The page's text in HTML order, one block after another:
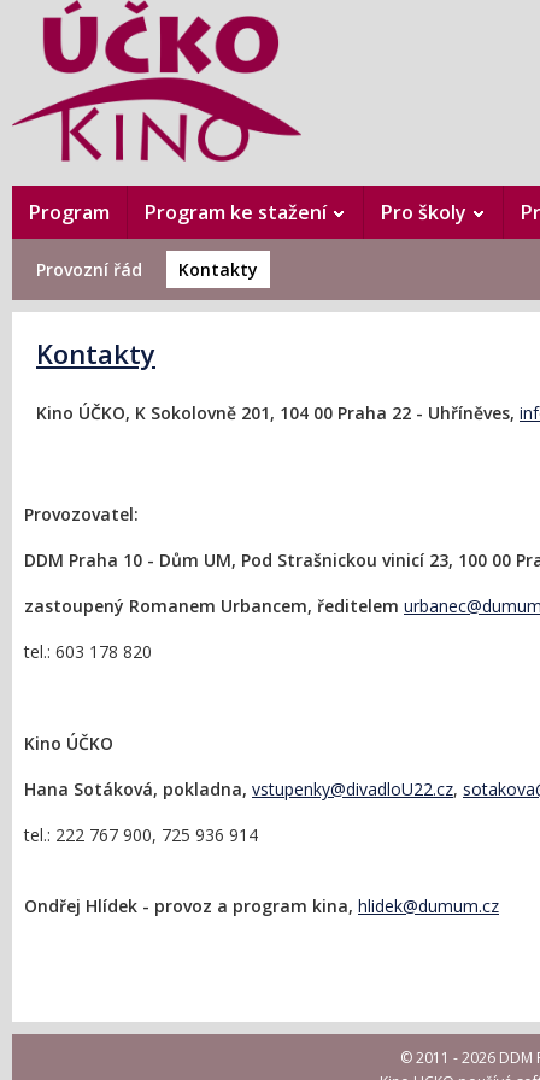
Program Program ke stažení Pro školy
Provozní řád Kontakty
Kontakty
Kino ÚČKO, K Sokolovně 201, 104 00 Praha 22 - Uhříněves,
Provozovatel:
DDM Praha 10 - Dům UM, Pod Strašnickou vinicí 23, 100 00
zastoupený Romanem Urbancem, ředitelem
tel.: 603 178 820
Kino ÚČKO
Hana Sotáková, pokladna, vstupenky@divadloU22.cz,
tel.: 222 767 900, 725 936 914
Ondřej Hlídek - provoz a program kina, hlidek@dumum.cz
© 2011 - 2026 DDM